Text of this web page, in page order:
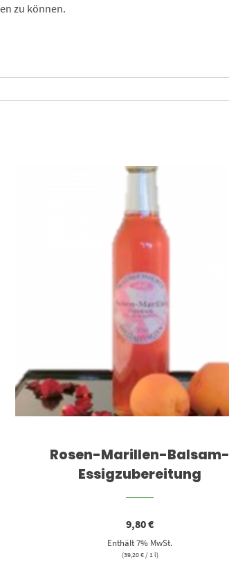
zu können.
Rosen-Marillen-Balsam-
Essigzubereitung
9,80€
Enthält 7% MwSt.
(39,20€/ 1 l)